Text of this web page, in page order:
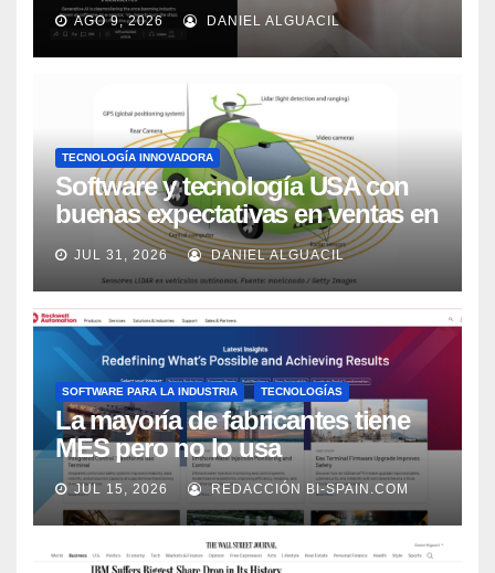
AGO 9, 2026 DANIEL ALGUACIL
TECNOLOGÍA INNOVADORA
Software y tecnología USA con
buenas expectativas en ventas en
los próximos 2 años, según
Market Watch
JUL 31, 2026 DANIEL ALGUACIL
SOFTWARE PARA LA INDUSTRIA TECNOLOGÍAS
La mayoría de fabricantes tiene
MES pero no lo usa
adecuadamente, según Rockwell
Automation
JUL 15, 2026 REDACCIÓN BI-SPAIN.COM